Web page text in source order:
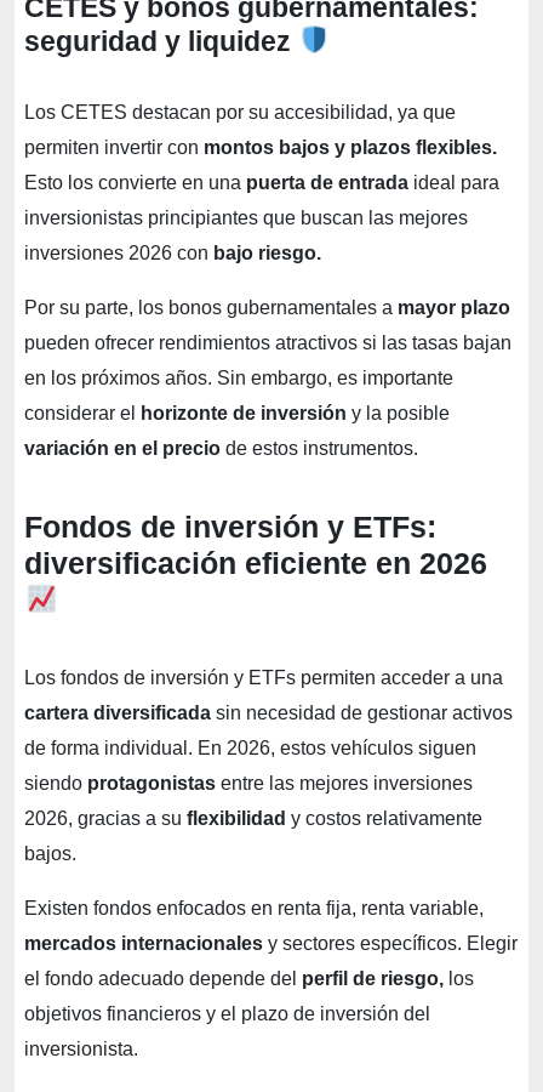
CETES y bonos gubernamentales:
seguridad y liquidez
Los CETES destacan por su accesibilidad, ya que
permiten invertir con montos bajos y plazos flexibles.
Esto los convierte en una puerta de entrada ideal para
inversionistas principiantes que buscan las mejores
inversiones 2026 con bajo riesgo.
Por su parte, los bonos gubernamentales a mayor plazo
pueden ofrecer rendimientos atractivos si las tasas bajan
en los próximos años. Sin embargo, es importante
considerar el
horizonte de inversión y la posible
variación en el precio de estos instrumentos.
Fondos de inversión y ETFs:
diversificación eficiente en 2026
Los fondos de inversión y ETFs permiten acceder a una
cartera diversificada sin necesidad de gestionar activos
de forma individual. En 2026, estos vehículos siguen
siendo protagonistas entre las mejores inversiones
2026, gracias a su flexibilidad y costos relativamente
bajos.
Existen fondos enfocados en renta fija, renta variable,
mercados internacionales y sectores específicos. Elegir
el fondo adecuado depende del perfil de riesgo, los
objetivos financieros y el plazo de inversión del
inversionista.